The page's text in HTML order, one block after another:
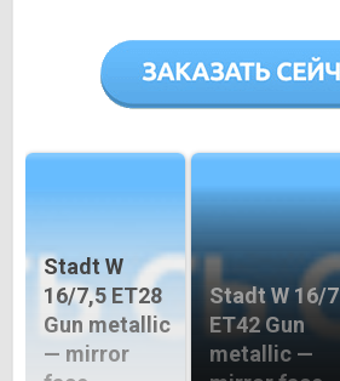
Stadt W
16/7,5 ET28
Gun metallic
— mirror
Stadt W 16/7
ET42 Gun
metallic —